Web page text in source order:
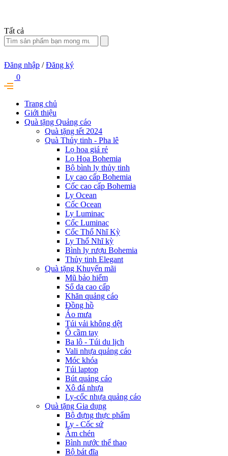
Tất cả
Đăng nhập / Đăng ký
0
Trang chủ
Giới thiệu
Quà tặng Quảng cáo
Quà tặng tết 2024
Quà Thủy tinh - Pha lê
Lọ hoa giá rẻ
Lọ Hoa Bohemia
Bộ bình ly thủy tinh
Ly cao cấp Bohemia
Cốc cao cấp Bohemia
Ly Ocean
Cốc Ocean
Ly Luminac
Cốc Luminac
Cốc Thổ Nhĩ Kỳ
Ly Thổ Nhĩ kỳ
Bình ly rượu Bohemia
Thủy tinh Elegant
Quà tặng Khuyến mãi
Mũ bảo hiểm
Sổ da cao cấp
Khăn quảng cáo
Đồng hồ
Áo mưa
Túi vải không dệt
Ô cầm tay
Ba lô - Túi du lịch
Vali nhựa quảng cáo
Móc khóa
Túi laptop
Bút quảng cáo
Xô đá nhựa
Ly-cốc nhựa quảng cáo
Quà tặng Gia dụng
Bộ đựng thực phẩm
Ly - Cốc sứ
Ấm chén
Bình nước thể thao
Bộ bát đĩa